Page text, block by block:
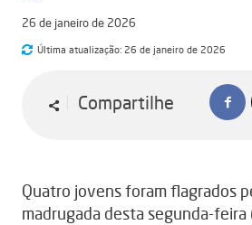
26 de janeiro de 2026
Última atualização: 26 de janeiro de 2026
Compartilhe
Quatro jovens foram flagrados
madrugada desta segunda-